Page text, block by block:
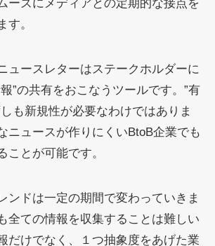
ーズにメディアとの定期的な接点を
す。
ュースレターはステークホルダーに
”の共有をおこなうツールです。”有
も新規性が必要なわけではありま
ニュースが作りにくいBtoB企業でも
ことが可能です。
ンドは一定の期間で変わっていきま
全ての情報を収集することは難しい
だけでなく、１つ抽象度をあげた業